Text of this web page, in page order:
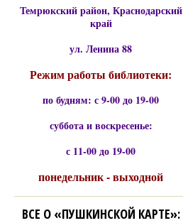
Темрюкский район, Краснодарский
край
ул. Ленина 88
Режим работы библиотеки:
по будням: с 9-00 до 19-00
суббота и воскресенье:
с 11-00 до 19-00
понедельник - выходной
ВСЕ О «ПУШКИНСКОЙ КАРТЕ»: